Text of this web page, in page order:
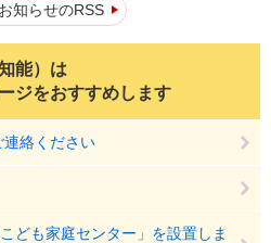
知らせのRSS
能）は
ジをおすすめします
絡ください
ども家庭センター」を設置しま